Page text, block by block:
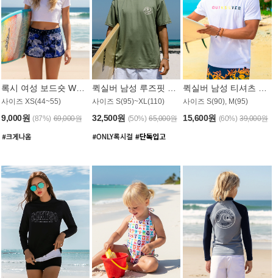
사이즈 XS(44~55)
9,000원 (87%) 69,000원
사이즈 S(95)~XL(110)
32,500원 (50%) 65,000원
사이즈 S(90), M(95)
15,600원 (60%) 39,000원